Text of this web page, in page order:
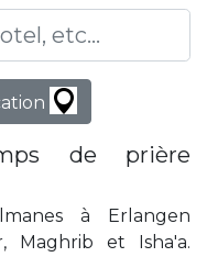
de prière
à Erlangen
Maghrib et Isha'a.